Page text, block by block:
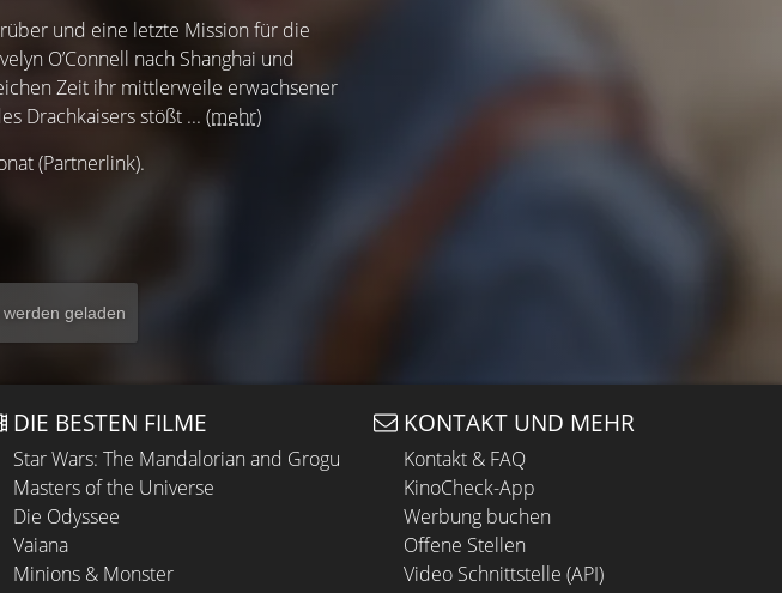
(Partnerlink).
und eine letzte Mission für die
O’Connell nach Shanghai und
Zeit ihr mittlerweile erwachsener
Drachkaisers stößt ... (mehr)
geladen
DIE BESTEN FILME
Star Wars: The Mandalorian and Grogu
Masters of the Universe
Die Odyssee
Vaiana
Minions & Monster
KONTAKT UND MEHR
Kontakt & FAQ
KinoCheck-App
Werbung buchen
Offene Stellen
Video Schnittstelle (API)